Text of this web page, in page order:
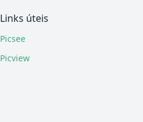
Links úteis
Picsee
Picview